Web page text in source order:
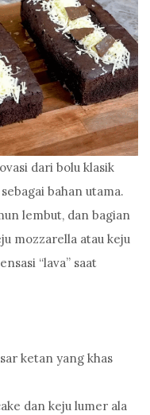
dari bolu klasik
bahan utama.
lembut, dan bagian
mozzarella atau keju
“lava” saat
ketan yang khas
dan keju lumer ala